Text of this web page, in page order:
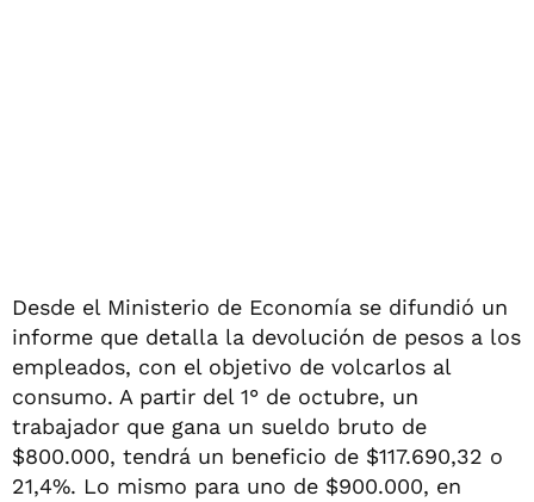
Desde el Ministerio de Economía se difundió un
informe que detalla la devolución de pesos a los
empleados, con el objetivo de volcarlos al
consumo. A partir del 1° de octubre, un
trabajador que gana un sueldo bruto de
$800.000, tendrá un beneficio de $117.690,32 o
21,4%. Lo mismo para uno de $900.000, en